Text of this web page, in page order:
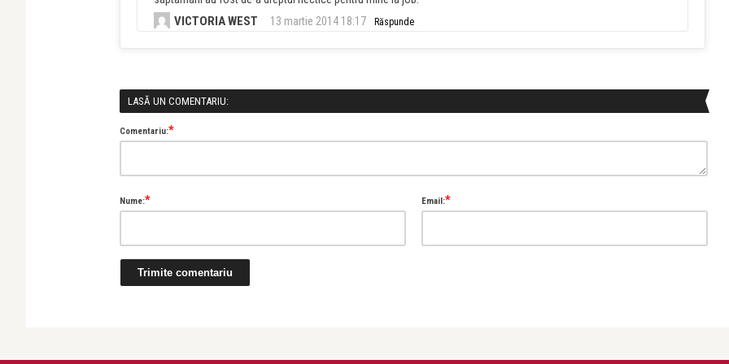
VICTORIA WEST 13 martie 2014 18:17 Răspunde
LASĂ UN COMENTARIU:
Comentariu:*
Nume:* Email:*